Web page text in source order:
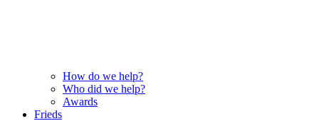
How do we help?
Who did we help?
Awards
Frieds